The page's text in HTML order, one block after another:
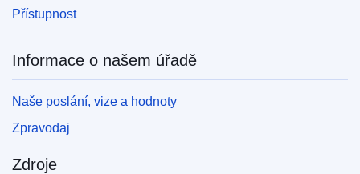
Přístupnost
Informace o našem úřadě
Naše poslání, vize a hodnoty
Zpravodaj
Zdroje